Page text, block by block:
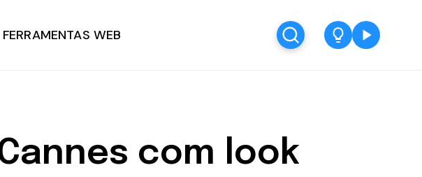
FERRAMENTAS WEB
com look